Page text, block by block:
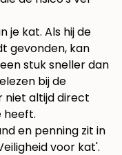
je kat. Als hij de
gevonden, kan
stuk sneller dan
bij de
niet altijd direct
heeft.